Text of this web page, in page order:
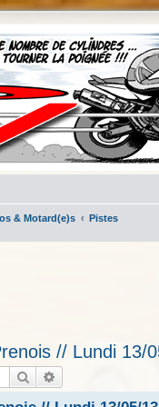
& Motard(e)s Pistes
// Lundi 13/
Rechercher